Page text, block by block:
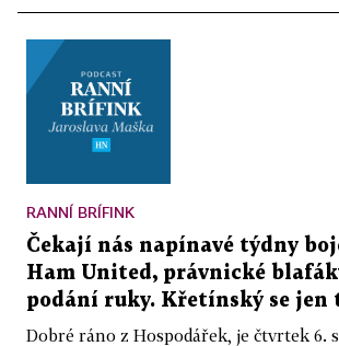
RANNÍ BRÍFINK
Čekají nás napínavé týdny
Ham United, právnické
podání ruky. Křetínský se jen
Dobré ráno z Hospodářek, je čtvrtek 6.